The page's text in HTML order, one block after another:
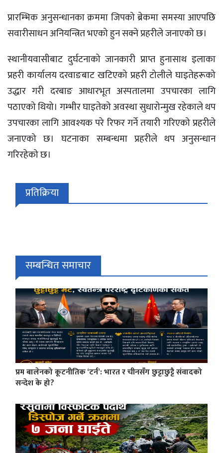
प्रारम्भिक अनुसन्धानका क्रममा जिपको ब्रेकमा समस्या आएपछि
सवारीसाधन अनियन्त्रित भएको हुन सक्ने प्रहरीले जनाएको छ।
स्थानीयवासीबाट दुर्घटनाको जानकारी प्राप्त हुनासाथ इलाका
प्रहरी कार्यालय दरवाङबाट खटिएको प्रहरी टोलीले घाइतेहरूको
उद्धार गरी दरबाङ आधारभूत अस्पतालमा उपचारका लागि
पठाएको थियो। गम्भीर घाइतेको अवस्था सुधारोन्मुख रहेकाले थप
उपचारका लागि आवश्यक परे रिफर गर्ने तयारी गरिएको प्रहरीले
जनाएको छ। घटनाका सम्बन्धमा प्रहरीले थप अनुसन्धान
गरिरहेको छ।
प्रतिक्रिया
सम्बन्धित समाचार
प्रम बालेनको कूटनीतिक ‘टर्न’: भारत र चीनसँग छुट्टाछुट्टै संवादको
सन्देश के हो?